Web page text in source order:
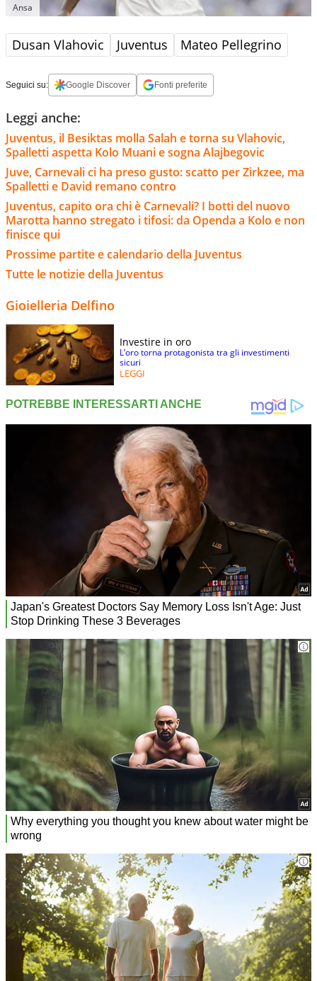
Ansa
Dusan Vlahovic Juventus Mateo Pellegrino
Seguici su: Google Discover Fonti preferite
Leggi anche:
Juventus, il Besiktas molla Salah e torna su Vlahovic,
Spalletti aspetta Kolo Muani e sogna Alajbegovic
Juve, Carnevali ci ha preso gusto: scatto per Zirkzee, ma
Spalletti e David remano contro
Juventus, capito ora chi è Carnevali? I botti del nuovo
Marotta hanno stregato i tifosi: da Openda a Kolo e non
finisce qui
Prossime partite e calendario della Juventus
Tutte le notizie della Juventus
Gioielleria Delfino
Investire in oro
L’oro torna protagonista tra gli investimenti
sicuri
LEGGI